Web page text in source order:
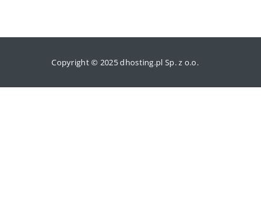
Copyright © 2025 dhosting.pl Sp. z o.o.